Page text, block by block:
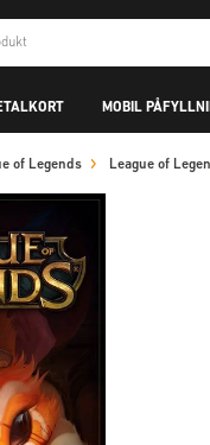
MOBIL
of Legends League of